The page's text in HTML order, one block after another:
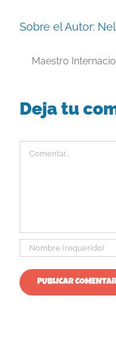
Sobre el Autor:
Maestro
Deja tu